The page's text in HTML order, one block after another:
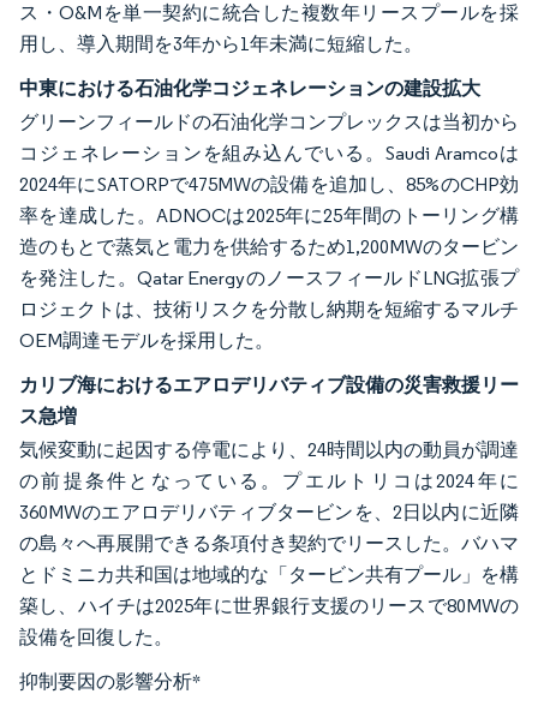
ス・O&Mを単一契約に統合した複数年リースプールを採
用し、導入期間を3年から1年未満に短縮した。
中東における石油化学コジェネレーションの建設拡大
グリーンフィールドの石油化学コンプレックスは当初から
コジェネレーションを組み込んでいる。Saudi Aramcoは
2024年にSATORPで475MWの設備を追加し、85%のCHP効
率を達成した。ADNOCは2025年に25年間のトーリング構
造のもとで蒸気と電力を供給するため1,200MWのタービン
を発注した。Qatar EnergyのノースフィールドLNG拡張プ
ロジェクトは、技術リスクを分散し納期を短縮するマルチ
OEM調達モデルを採用した。
カリブ海におけるエアロデリバティブ設備の災害救援リー
ス急増
気候変動に起因する停電により、24時間以内の動員が調達
の前提条件となっている。プエルトリコは2024年に
360MWのエアロデリバティブタービンを、2日以内に近隣
の島々へ再展開できる条項付き契約でリースした。バハマ
とドミニカ共和国は地域的な「タービン共有プール」を構
築し、ハイチは2025年に世界銀行支援のリースで80MWの
設備を回復した。
抑制要因の影響分析*